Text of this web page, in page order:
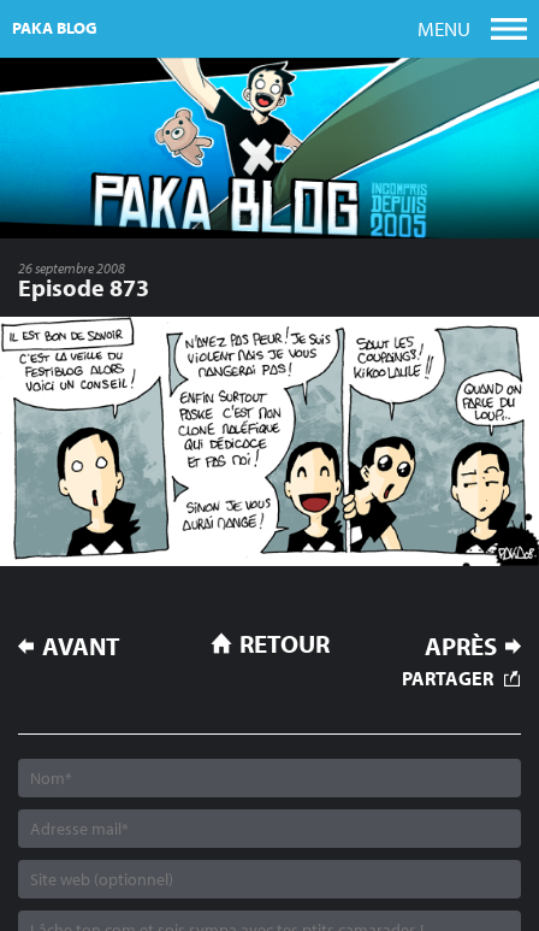
PAKA BLOG MENU
26 septembre 2008
Episode 873
NAVIGATION
DE
AVANT APRÈS
RETOUR
PARTAGER